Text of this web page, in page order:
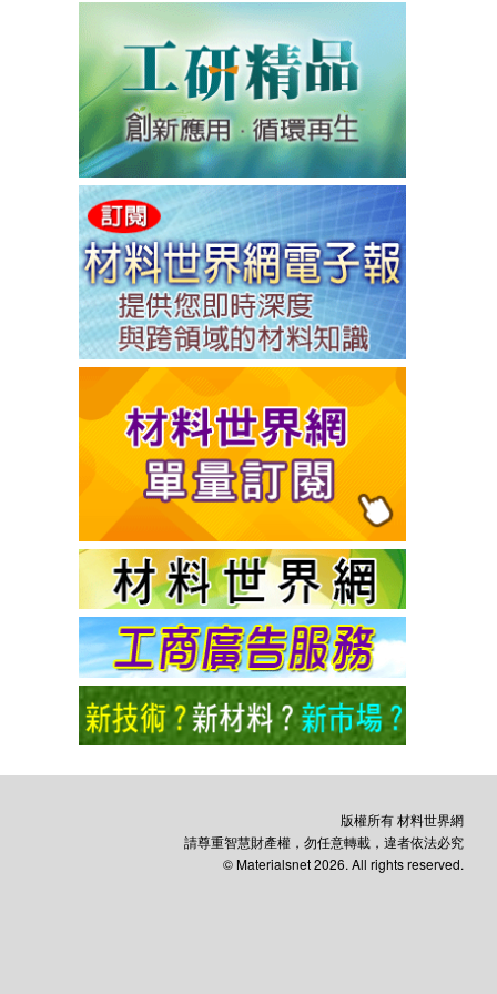
版權所有 材料世界網
請尊重智慧財產權，勿任意轉載，違者依法必究
© Materialsnet 2026. All rights reserved.